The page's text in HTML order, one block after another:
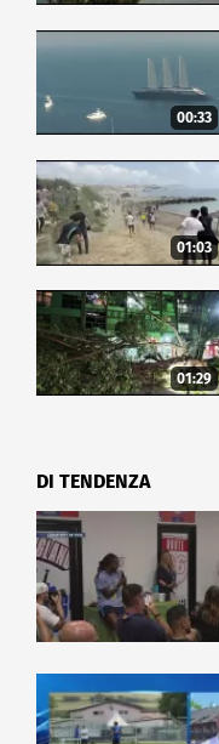
00:33
01:03
01:29
DI TENDENZA